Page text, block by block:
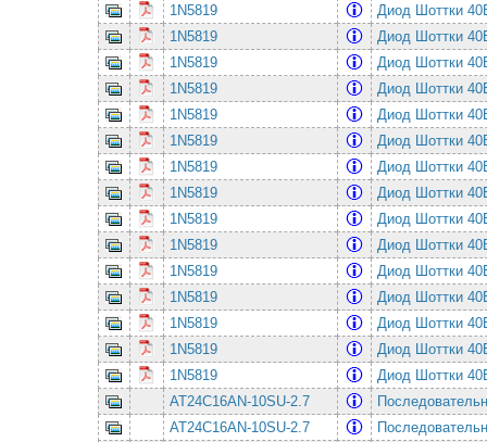
1N5819
Диод Шоттки
1N5819
Диод Шоттки
1N5819
Диод Шоттки
1N5819
Диод Шоттки
1N5819
Диод Шоттки
1N5819
Диод Шоттки
1N5819
Диод Шоттки
1N5819
Диод Шоттки
1N5819
Диод Шоттки
1N5819
Диод Шоттки
1N5819
Диод Шоттки
1N5819
Диод Шоттки
1N5819
Диод Шоттки
1N5819
Диод Шоттки
1N5819
Диод Шоттки
AT24C16AN-10SU-2.7
AT24C16AN-10SU-2.7